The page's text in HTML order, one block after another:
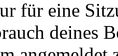
für eine
deines